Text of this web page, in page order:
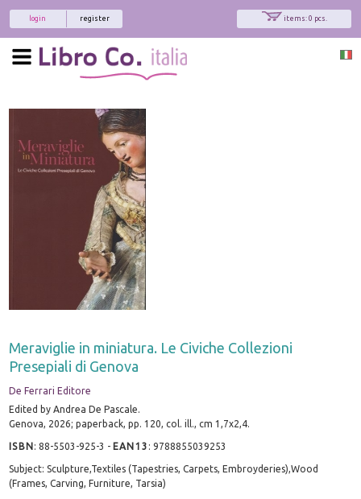
items: 0 pcs.
register
login
Meraviglie in miniatura. Le Civiche Collezioni
Presepiali di Genova
De Ferrari Editore
Edited by Andrea De Pascale.
Genova, 2026; paperback, pp. 120, col. ill., cm 1,7x2,4.
ISBN:88-5503-925-3 - EAN13 :9788855039253
Subject: Sculpture,Textiles (Tapestries, Carpets, Embroyderies),Wood
(Frames, Carving, Furniture, Tarsia)